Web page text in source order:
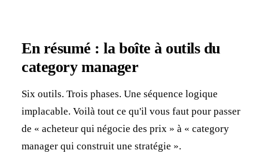
En résumé : la boîte à outils du
category manager
Six outils. Trois phases. Une séquence logique
implacable. Voilà tout ce qu'il vous faut pour passer
de « acheteur qui négocie des prix » à « category
manager qui construit une stratégie ».